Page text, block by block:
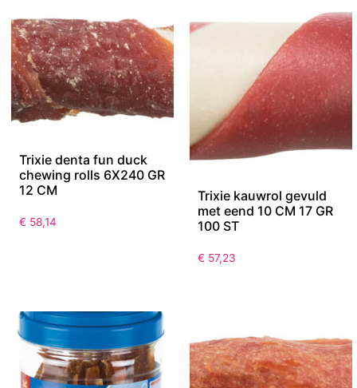
Trixie denta fun duck
chewing rolls 6X240 GR
12 CM
€ 58,14
Trixie kauwrol gevuld
met eend 10 CM 17 GR
100 ST
€ 57,23